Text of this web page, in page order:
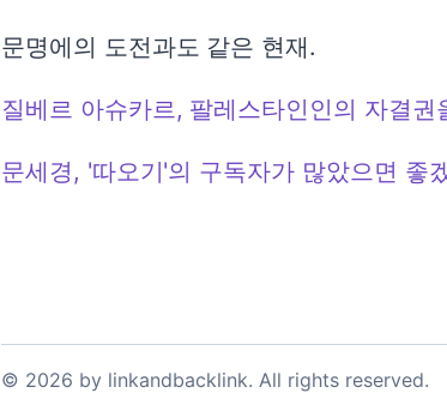
문명에의 도전과도 같은 현재.
질베르 아슈카르, 팔레스타인인의 자결
문세경, '따오기'의 구독자가 많았으면 좋
© 2026 by linkandbacklink. All rights reserved.